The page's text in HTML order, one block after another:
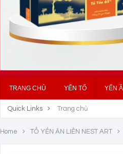
TRANG CHỦ YẾN TỔ YẾN
Quick Links Trang chủ
Home TỔ YẾN ĂN LIỀN NEST ART